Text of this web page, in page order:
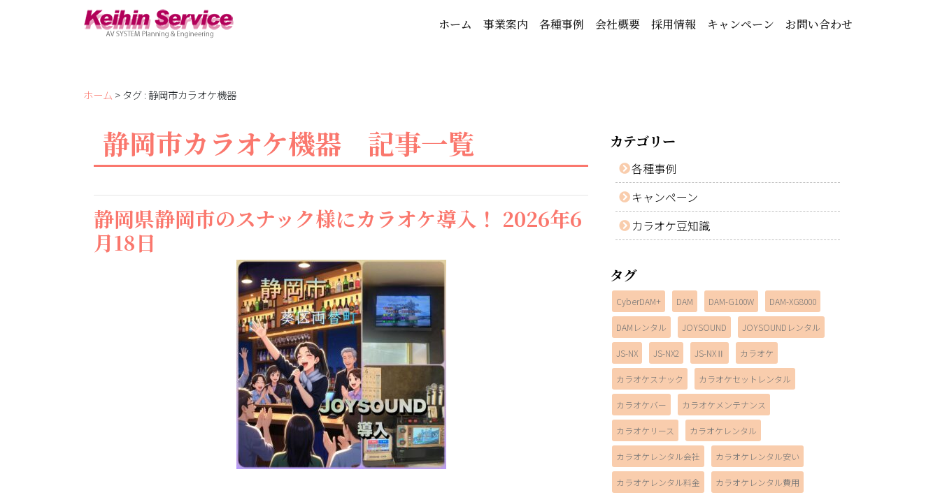
ホーム 事業案内 各種事例 会社概要 採用情報 キャンペーン お問い合わせ
ホーム > タグ : 静岡市カラオケ機器
静岡市カラオケ機器 記事一覧
静岡県静岡市のスナック様にカラオケ導入！ 2026年6
月18日
カテゴリー
各種事例
キャンペーン
カラオケ豆知識
タグ
CyberDAM+ DAM DAM-G100W DAM-XG8000
DAMレンタル JOYSOUND JOYSOUNDレンタル
JS-NX JS-NX2 JS-NXⅡ カラオケ
カラオケスナック カラオケセットレンタル
カラオケバー カラオケメンテナンス
カラオケリース カラオケレンタル
カラオケレンタル会社 カラオケレンタル安い
カラオケレンタル料金 カラオケレンタル費用